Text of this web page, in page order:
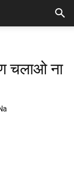
चलाओ ना